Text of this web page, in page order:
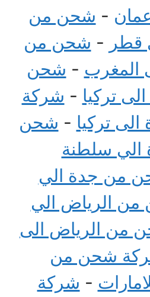
- شحن من
قطر - شحن من
المغرب - شحن
تركيا - شركة
تركيا - شحن
سلطنة
من جدة الي
الرياض الي
من الرياض الى
شحن من
- شركة